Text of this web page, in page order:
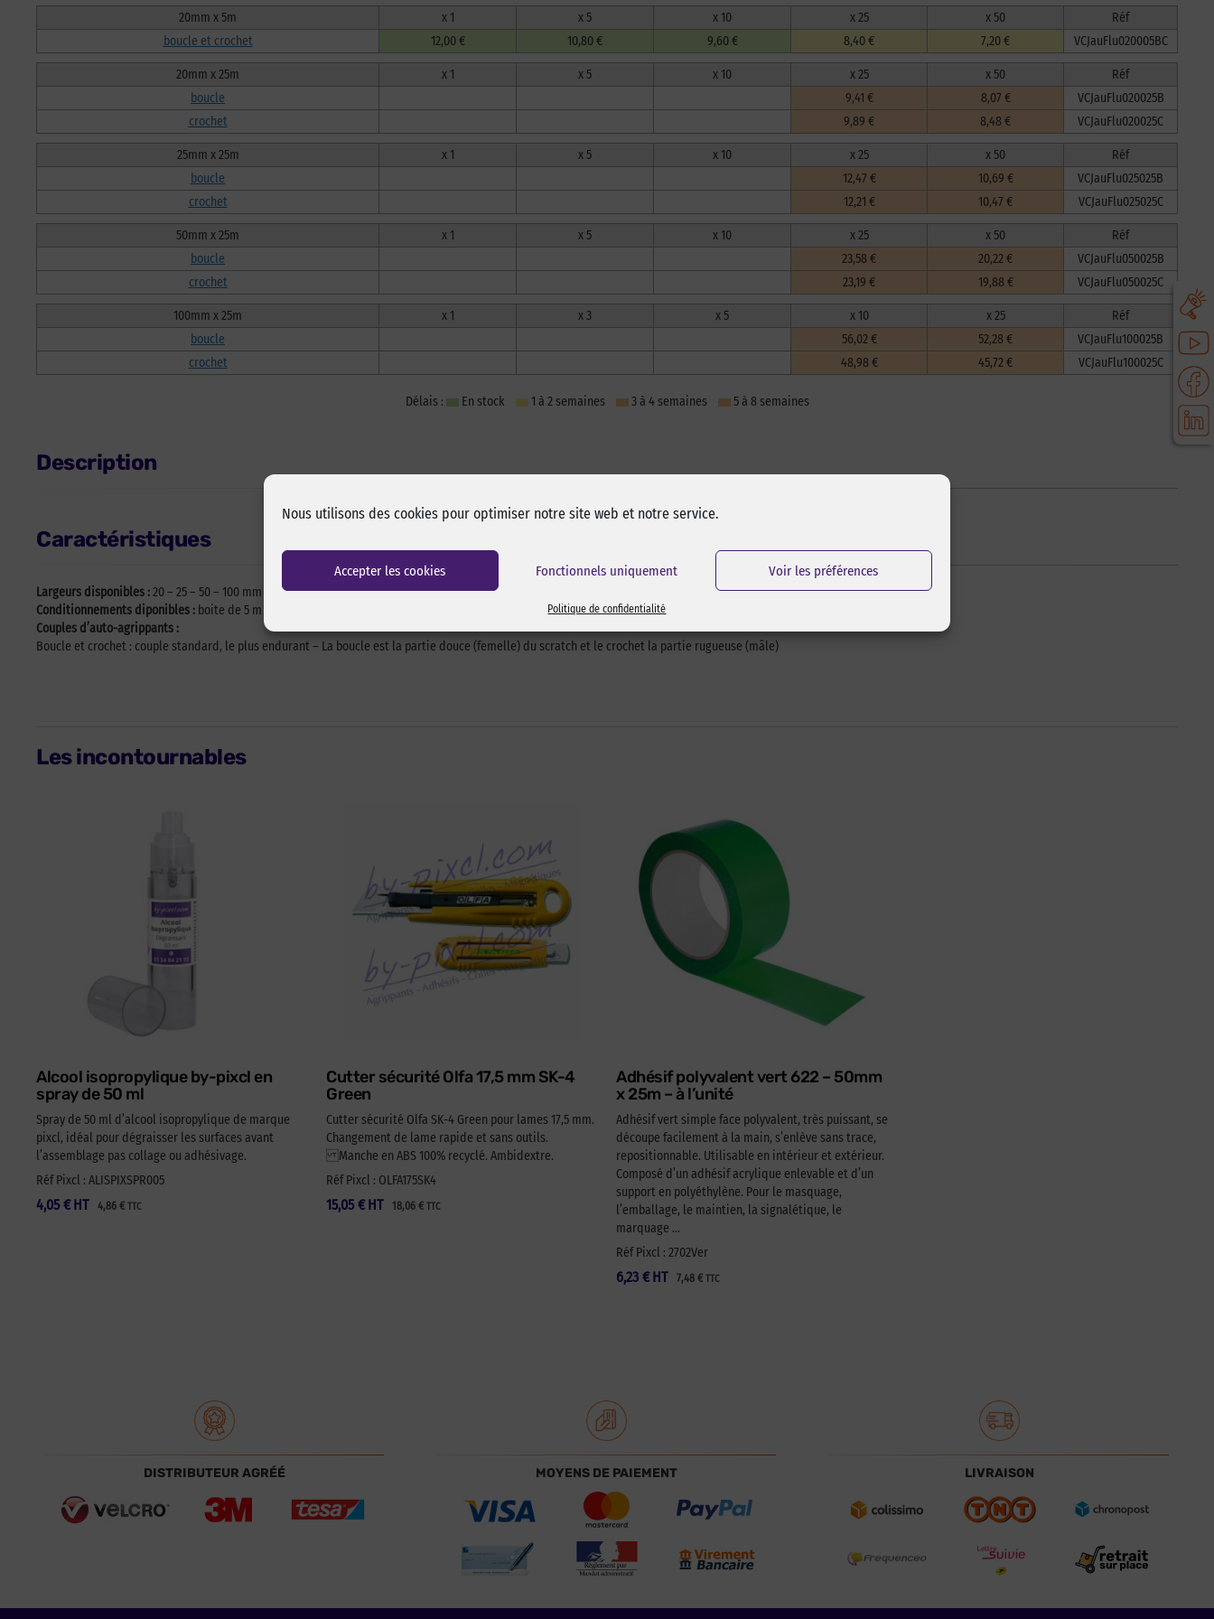
Nous utilisons des cookies pour optimiser notre site web et notre service.
Accepter les cookies Fonctionnels uniquement Voir les préférences
Politique de confidentialité
20mm x 5m x 1 x 5 x 10 x 25 x 50
Réf
boucle et crochet
12,00 € 10,80 € 9,60 € 8,40 € 7,20 € VCJauFlu020005BC
20mm x 25m x 1 x 5 x 10 x 25 x 50
Réf
boucle
9,41 € 8,07 €
VCJauFlu020025B
crochet
9,89 € 8,48 € VCJauFlu020025C
25mm x 25m x 1 x 5 x 10 x 25 x 50
Réf
boucle
12,47 € 10,69 €
VCJauFlu025025B
crochet
12,21 € 10,47 € VCJauFlu025025C
50mm x 25m x 1 x 5 x 10 x 25 x 50
Réf
boucle
23,58 € 20,22 €
VCJauFlu050025B
crochet
23,19 € 19,88 € VCJauFlu050025C
100mm x 25m x 1 x 3 x 5 x 10 x 25
Réf
boucle
56,02 € 52,28 €
VCJauFlu100025B
crochet
48,98 € 45,72 € VCJauFlu100025C
Délais : En stock 1 à 2 semaines 3 à 4 semaines 5 à 8 semaines
Description
Caractéristiques
Largeurs disponibles :20 – 25 – 50 – 100 mm
Conditionnements diponibles : boite de 5 m – rouleau de 25 m
Couples d’auto-agrippants :
Boucle et crochet : couple standard, le plus endurant – La boucle est la partie douce (femelle) du scratch et le crochet la partie rugueuse (mâle)
Les incontournables
Alcool isopropylique by-pixcl en
spray de 50 ml
Spray de 50 ml d’alcool isopropylique de marque
pixcl, idéal pour dégraisser les surfaces avant
l’assemblage pas collage ou adhésivage.
Réf Pixcl : ALISPIXSPR005
4,05 € 4,86 € TTC
HT
Cutter sécurité Olfa 17,5 mm SK-4
Green
Cutter sécurité Olfa SK-4 Green pour lames 17,5 mm.
Changement de lame rapide et sans outils.
Manche en ABS 100% recyclé. Ambidextre.
Réf Pixcl : OLFA175SK4
15,05 € 18,06 € TTC
HT
Adhésif polyvalent vert 622 – 50mm
x 25m – à l’unité
Adhésif vert simple face polyvalent, très puissant, se
découpe facilement à la main, s’enlève sans trace,
repositionnable. Utilisable en intérieur et extérieur.
Composé d’un adhésif acrylique enlevable et d’un
support en polyéthylène. Pour le masquage,
l’emballage, le maintien, la signalétique, le
marquage …
Réf Pixcl : 2702Ver
6,23 € 7,48 € TTC
HT
DISTRIBUTEUR AGRÉÉ MOYENS DE PAIEMENT LIVRAISON